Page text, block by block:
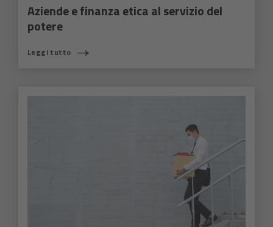
Aziende e finanza etica al servizio del
potere
Leggi tutto